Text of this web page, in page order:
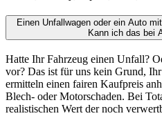
Einen Unfallwagen oder ein Auto
Kann ich das bei
Hatte Ihr Fahrzeug einen Unfall?
vor? Das ist für uns kein Grund,
ermitteln einen fairen Kaufpreis
Blech- oder Motorschaden. Bei
realistischen Wert der noch